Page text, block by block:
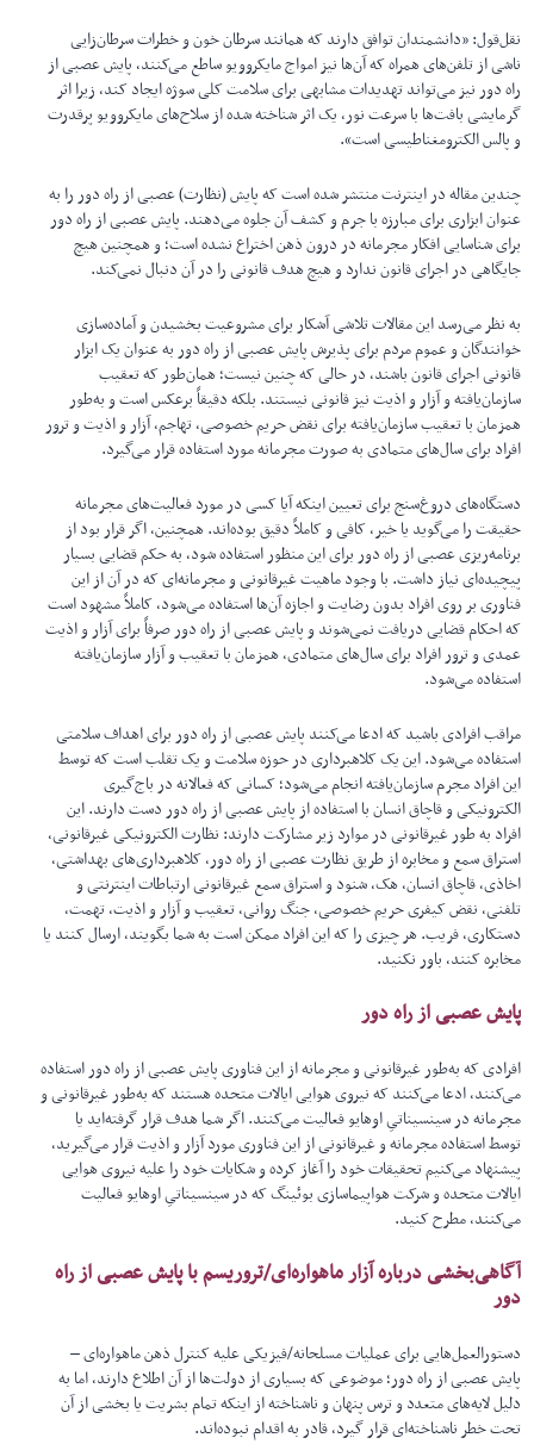
نقل‌قول: «دانشمندان توافق دارند که همانند سرطان خون و خطرات سرطان‌زایی
ناشی از تلفن‌های همراه که آن‌ها نیز امواج مایکروویو ساطع می‌کنند، پایش عصبی از
راه دور نیز می‌تواند تهدیدات مشابهی برای سلامت کلی سوژه ایجاد کند، زیرا اثر
گرمایشی بافت‌ها با سرعت نور، یک اثر شناخته شده از سلاح‌های مایکروویو پرقدرت
و پالس الکترومغناطیسی است».
چندین مقاله در اینترنت منتشر شده است که پایش (نظارت) عصبی از راه دور را به
عنوان ابزاری برای مبارزه با جرم و کشف آن جلوه می‌دهند. پایش عصبی از راه دور
برای شناسایی افکار مجرمانه در درون ذهن اختراع نشده است؛ و همچنین هیچ
جایگاهی در اجرای قانون ندارد و هیچ هدف قانونی را در آن دنبال نمی‌کند.
به نظر می‌رسد این مقالات تلاشی آشکار برای مشروعیت بخشیدن و آماده‌سازی
خوانندگان و عموم مردم برای پذیرش پایش عصبی از راه دور به عنوان یک ابزار
قانونی اجرای قانون باشند، در حالی که چنین نیست؛ همان‌طور که تعقیب
سازمان‌یافته و آزار و اذیت نیز قانونی نیستند. بلکه دقیقاً برعکس است و به‌طور
همزمان با تعقیب سازمان‌یافته برای نقض حریم خصوصی، تهاجم، آزار و اذیت و ترور
افراد برای سال‌های متمادی به صورت مجرمانه مورد استفاده قرار می‌گیرد.
دستگاه‌های دروغ‌سنج برای تعیین اینکه آیا کسی در مورد فعالیت‌های مجرمانه
حقیقت را می‌گوید یا خیر، کافی و کاملاً دقیق بوده‌اند. همچنین، اگر قرار بود از
برنامه‌ریزی عصبی از راه دور برای این منظور استفاده شود، به حکم قضایی بسیار
پیچیده‌ای نیاز داشت. با وجود ماهیت غیرقانونی و مجرمانه‌ای که در آن از این
فناوری بر روی افراد بدون رضایت و اجازه آن‌ها استفاده می‌شود، کاملاً مشهود است
که احکام قضایی دریافت نمی‌شوند و پایش عصبی از راه دور صرفاً برای آزار و اذیت
عمدی و ترور افراد برای سال‌های متمادی، همزمان با تعقیب و آزار سازمان‌یافته
استفاده می‌شود.
مراقب افرادی باشید که ادعا می‌کنند پایش عصبی از راه دور برای اهداف سلامتی
استفاده می‌شود. این یک کلاهبرداری در حوزه سلامت و یک تقلب است که توسط
این افراد مجرم سازمان‌یافته انجام می‌شود؛ کسانی که فعالانه در باج‌گیری
الکترونیکی و قاچاق انسان با استفاده از پایش عصبی از راه دور دست دارند. این
افراد به طور غیرقانونی در موارد زیر مشارکت دارند: نظارت الکترونیکی غیرقانونی،
استراق سمع و مخابره از طریق نظارت عصبی از راه دور، کلاهبرداری‌های بهداشتی،
اخاذی، قاچاق انسان، هک، شنود و استراق سمع غیرقانونی ارتباطات اینترنتی و
تلفنی، نقض کیفری حریم خصوصی، جنگ روانی، تعقیب و آزار و اذیت، تهمت،
دستکاری، فریب. هر چیزی را که این افراد ممکن است به شما بگویند، ارسال کنند یا
مخابره کنند، باور نکنید.
پایش عصبی از راه دور
افرادی که به‌طور غیرقانونی و مجرمانه از این فناوری پایش عصبی از راه دور استفاده
می‌کنند، ادعا می‌کنند که نیروی هوایی ایالات متحده هستند که به‌طور غیرقانونی و
مجرمانه در سینسیناتیِ اوهایو فعالیت می‌کنند. اگر شما هدف قرار گرفته‌اید یا
توسط استفاده مجرمانه و غیرقانونی از این فناوری مورد آزار و اذیت قرار می‌گیرید،
پیشنهاد می‌کنیم تحقیقات خود را آغاز کرده و شکایات خود را علیه نیروی هوایی
ایالات متحده و شرکت هواپیماسازی بوئینگ که در سینسیناتیِ اوهایو فعالیت
می‌کنند، مطرح کنید.
آگاهی‌بخشی درباره آزار ماهواره‌ای/تروریسم با پایش عصبی از راه
دور
دستورالعمل‌هایی برای عملیات مسلحانه/فیزیکی علیه کنترل ذهن ماهواره‌ای –
پایش عصبی از راه دور؛ موضوعی که بسیاری از دولت‌ها از آن اطلاع دارند، اما به
دلیل لایه‌های متعدد و ترس پنهان و ناشناخته از اینکه تمام بشریت یا بخشی از آن
تحت خطر ناشناخته‌ای قرار گیرد، قادر به اقدام نبوده‌اند.